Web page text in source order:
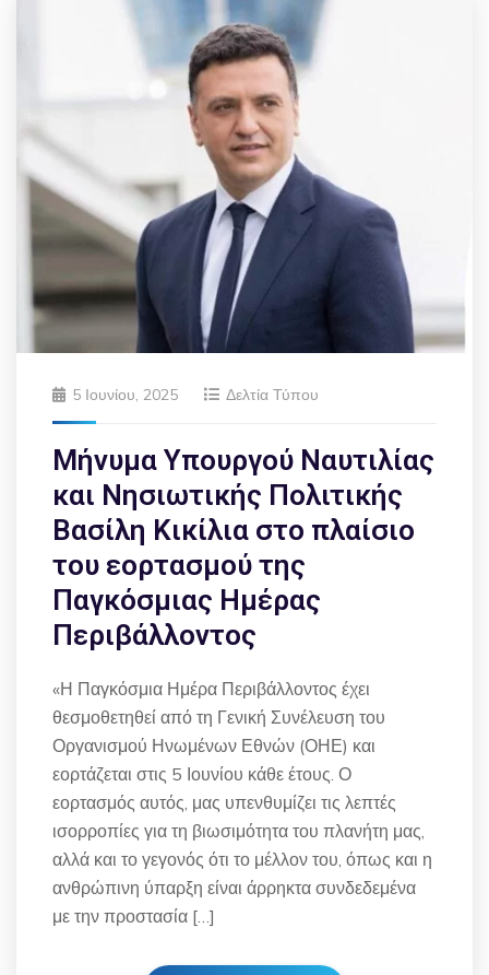
5 Ιουνίου, 2025 Δελτία Τύπου
Μήνυμα Υπουργού Ναυτιλίας
και Νησιωτικής Πολιτικής
Βασίλη Κικίλια στο πλαίσιο
του εορτασμού της
Παγκόσμιας Ημέρας
Περιβάλλοντος
«Η Παγκόσμια Ημέρα Περιβάλλοντος έχει
θεσμοθετηθεί από τη Γενική Συνέλευση του
Οργανισμού Ηνωμένων Εθνών (ΟΗΕ) και
εορτάζεται στις 5 Ιουνίου κάθε έτους. Ο
εορτασμός αυτός, μας υπενθυμίζει τις λεπτές
ισορροπίες για τη βιωσιμότητα του πλανήτη μας,
αλλά και το γεγονός ότι το μέλλον του, όπως και η
ανθρώπινη ύπαρξη είναι άρρηκτα συνδεδεμένα
με την προστασία […]